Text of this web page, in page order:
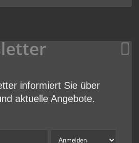
informiert Sie über
aktuelle Angebote.